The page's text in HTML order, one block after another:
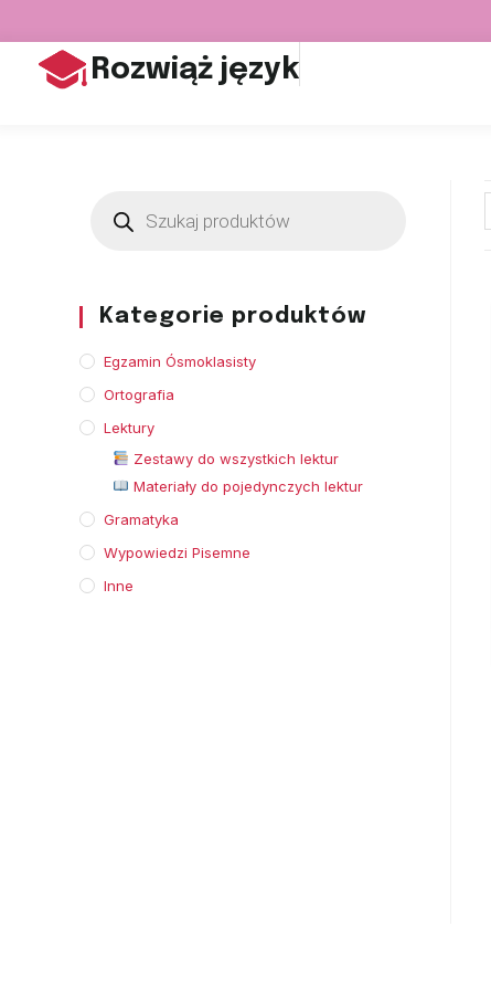
Rozwiąż język
Kategorie produktów
Egzamin Ósmoklasisty
Ortografia
Lektury
Zestawy do wszystkich lektur
Materiały do pojedynczych lektur
Gramatyka
Wypowiedzi Pisemne
Inne